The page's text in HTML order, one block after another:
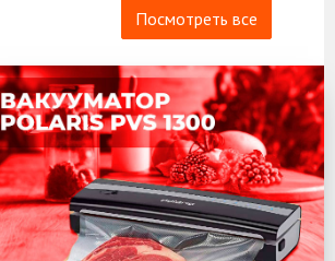
Посмотреть все